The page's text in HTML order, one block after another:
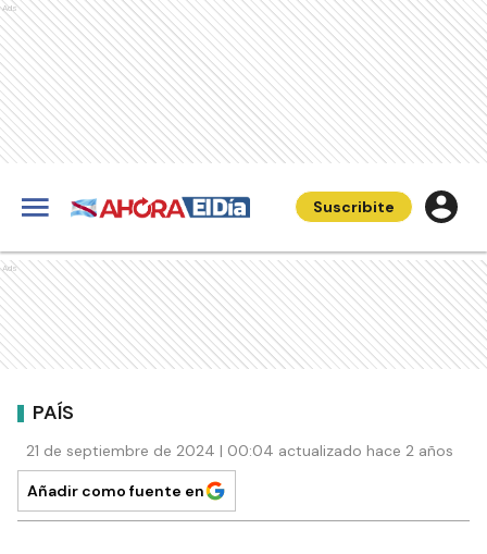
Ads
Suscribite
Ads
PAÍS
21 de septiembre de 2024 | 00:04 actualizado hace 2 años
Añadir como fuente en